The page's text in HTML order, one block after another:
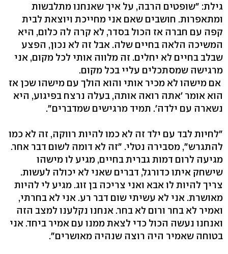
גילת: "שופטים הרבה, על איך שאנחנו מתלבשות
ומתאפרות. חושבים שאם אני מחייכת ויוצאת לבית
קפה עם חברה אז הכול בסדר, לא קרה לה כלום, היא
המשיכה הלאה בחיים שלה. אבל זה לא נכון, הפצע
שבלב בחיים לא יחלים. זה מלווה אותי לכל מקום, אני
מרגישה שמסתכלים עליי בכל מקום.
אם מישהו לא מכיר אותי והוא הולך עם מישהו שכן אז
הוא אומר 'אתה רואה אותה, בעלה נרצח בפיגוע, היא
נשארה עם ילדה'. תמיד מרגישים שמדברים".
"לחיות לבד עם ילד זה לא כמו להיות רווקה, זה לא כמו
להתגרש", מסבירה נטלי. "זה לא דומה לשום דבר אחר.
מגיעה לרום דמות גברית בחיים, מגיע לו מישהו
שישחק איתו כדורגל, דברים שאני לא יכולה לעשות.
צריך להיות לו אבא ואני צריכה בן זוג. מגיע לי להיות
מאושרת. אני לא עשיתי שום דבר רע. אני לא בחרתי,
ואמיר לא בחר ורום לא בחר. אנחנו נקלענו למצב הזה
ואנחנו נעשה הכול כדי לצאת ממנו עם אמיר ביחד. אני
בטוחה שאמיר היה רוצה שנהיה מאושרים".